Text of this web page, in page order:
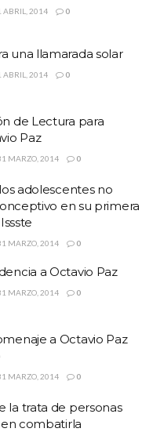
ABRIL, 2014 0
una llamarada solar
ABRIL, 2014 0
de Lectura para
Paz
MARZO, 2014 0
adolescentes no
en su primera
MARZO, 2014 0
a Octavio Paz
MARZO, 2014 0
a Octavio Paz
MARZO, 2014 0
la trata de personas
combatirla